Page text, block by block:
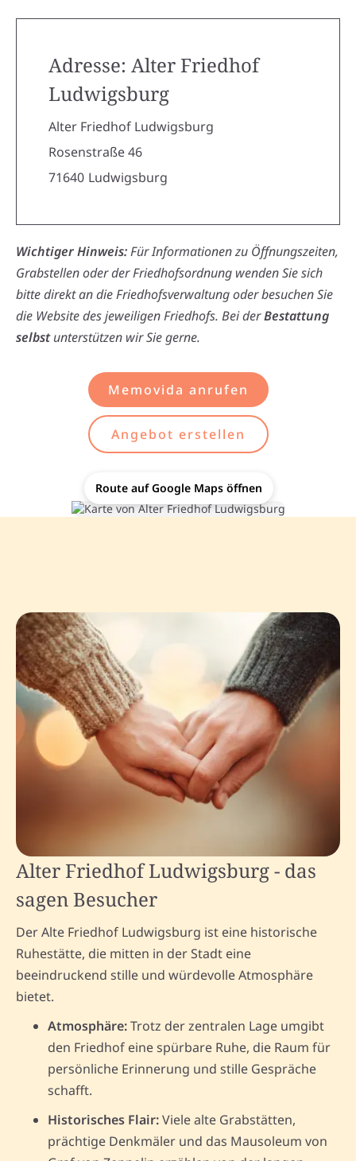
Adresse: Alter Friedhof
Ludwigsburg
Alter Friedhof Ludwigsburg
Rosenstraße 46
71640 Ludwigsburg
Wichtiger Hinweis:Für Informationen zu Öffnungszeiten,
Grabstellen oder der Friedhofsordnung wenden Sie sich
bitte direkt an die Friedhofsverwaltung oder besuchen Sie
die Website des jeweiligen Friedhofs. Bei derBestattung
selbstunterstützen wir Sie gerne.
Memovida anrufen
Angebot erstellen
Route auf Google Maps öffnen
Alter Friedhof Ludwigsburg - das
sagen Besucher
Der Alte Friedhof Ludwigsburg ist eine historische
Ruhestätte, die mitten in der Stadt eine
beeindruckend stille und würdevolle Atmosphäre
bietet.
Atmosphäre:Trotz der zentralen Lage umgibt
den Friedhof eine spürbare Ruhe, die Raum für
persönliche Erinnerung und stille Gespräche
schafft.
Historisches Flair:Viele alte Grabstätten,
prächtige Denkmäler und das Mausoleum von